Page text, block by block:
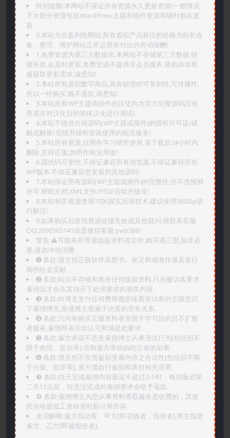
特别提醒:本网站不保证所有资源永久更新资源!一般情况
下大部分资源包括WordPress主题和插件资源等随时都在更
新
0.本站为非盈利性网站,所有虚拟产品标注的价格为站长收
集、整理、维护网站正常运营所付出的劳动报酬!
1.免费资源为第三方数据库,本网站不存储第三方数据,链
接失效,会及时更新,免费资源不提供非会员服务,请勿添加客
服获取更新需求,请悉知!
2.本站所有虚拟数字商品,具有较强的可复制性,可传播性,
所以一经购买,概不退款,请悉知!
3.本站所有WP主题或插件的汉化均为官方完整源码汉化
而成并对汉化后的简体汉化进行测试!
4.本站不提供任何源码(WP主题或插件)的授权许可证/破
解或解密/后续升级和安装使用的相关服务!
5.本站所有资源,仅用作学习研究使用,请下载后24小时内
删除,支持正版,勿用作商业用途!
6.因代码可变性,不保证兼容所有浏览器.不保证兼容所有
WP版本.不保证兼容您安装的其他源码!
7.本站保证所有源码(WP主题或插件)的完整性,但不含授权
许可.帮助文档.XML文件/PSD/后续升级等!
8.本站相关资源使用7Z的固实压缩技术,建议使用360Zip进
行解压!
9.如果购买后发现资源链接失效或其他疑问,请联系客服
QQ:2690565141或是微信客服:ywb386!
警告:⚠️可能有些资源远超资料原定价,购买请三思,如非必
要,请勿冲动消费.
➊️ 条款:请支持正版软件及图书。肯定和感激作者及发行
商的社会贡献.
➋️ 条款:站点不存储和发布任何版权资料,只在被访客要求
雇佣后才会在其指示下处理要求的相关内容.
➌️ 条款:向博主支付任何费用都意味着在访客的主观意识
下雇佣博主,形成博主受雇于访客的劳务关系.
➍️ 条款:只向有购买正版资料者并限于学习目的且不扩散
者服务,雇佣即表示你认可和满足此要求.
➎ 条款:雇方承诺不恶意雇佣博主从事违法行为[包括但不
限于色情、反动等],否则雇方承担由此引发的后果.
➏️ 条款:博主也不负责鉴别受雇内容之合法性[包括但不限
于分裂、犯罪等], 雇方需自行鉴别和承担相关后果.
❼ 条款:白天完成雇佣内容最迟不超过2小时，晚间最迟第
二天12点前，对无法完成的雇佣要求会给予退款.
❽ 条款:雇佣博主为您从事资料查取服务是收费的，其按
照当地最低工资标准时薪计算所得.
名词解释:雇方指访客、甲方[即花钱者、指使者],博主指受
雇方、乙方[即被指使者].